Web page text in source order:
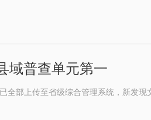
域普查单元第一
全部上传至省级综合管理系统，新发